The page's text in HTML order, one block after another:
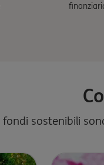
sostenibili